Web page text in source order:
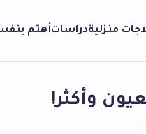
منزليةدراساتأهتم
وأكثر!